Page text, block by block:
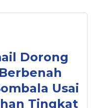
Dorong
Usai
Tingkat